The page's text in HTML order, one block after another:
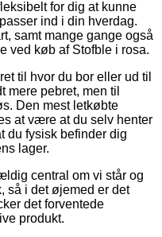
for dig at kunne
ind i din hverdag.
samt mange gange også
ved køb af Stofble i rosa.
til hvor du bor eller ud til
mere pebret, men til
Den mest letkøbte
at være at du selv henter
du fysisk befinder dig
lager.
central om vi står og
så i det øjemed er det
det forventede
produkt.